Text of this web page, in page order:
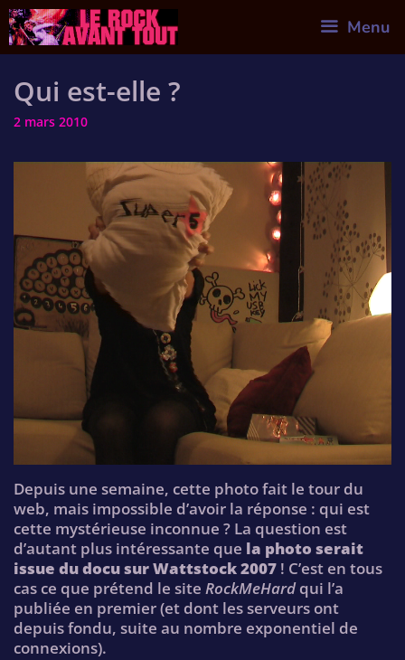
Skip
to
content
Menu
Qui est-elle ?
2 mars 2010
Depuis une semaine, cette photo fait le tour du
web, mais impossible d’avoir la réponse : qui est
cette mystérieuse inconnue ? La question est
d’autant plus intéressante que la photo serait
issue du docu sur Wattstock 2007 ! C’est en tous
cas ce que prétend le site RockMeHardqui l’a
publiée en premier (et dont les serveurs ont
depuis fondu, suite au nombre exponentiel de
connexions).